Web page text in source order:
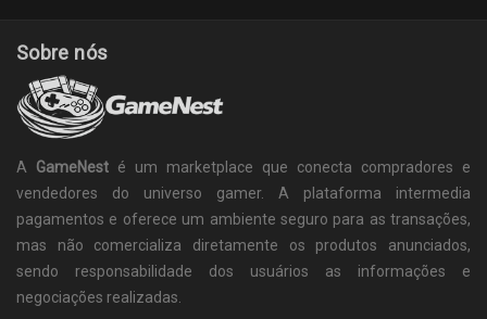
Sobre nós
A GameNest é um marketplace que conecta compradores e
vendedores do universo gamer. A plataforma intermedia
pagamentos e oferece um ambiente seguro para as transações,
mas não comercializa diretamente os produtos anunciados,
sendo responsabilidade dos usuários as informações e
negociações realizadas.